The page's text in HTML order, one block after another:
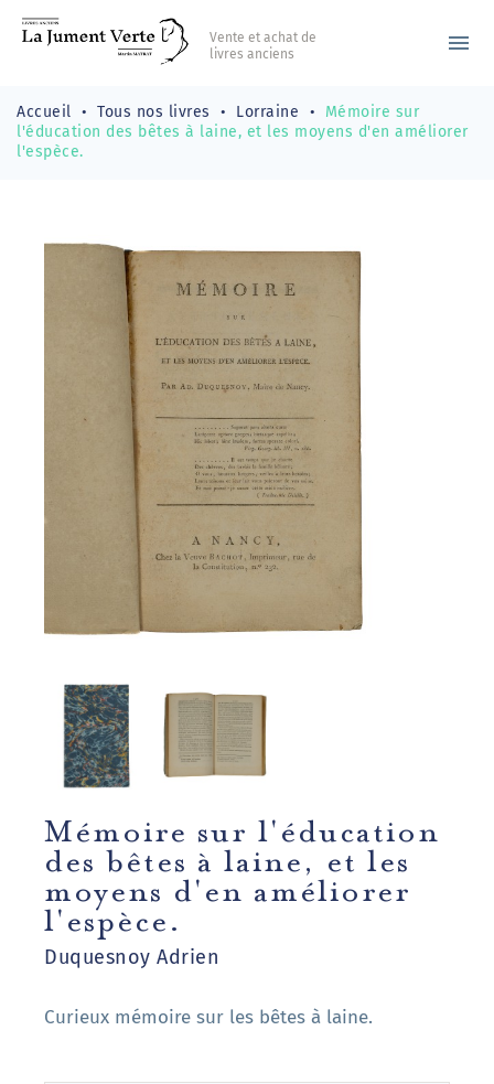
Vente et achat de
livres anciens
menu
Accueil Tous nos livres Lorraine
Mémoire sur
l'éducation des bêtes à laine, et les moyens d'en améliorer
l'espèce.
Mémoire sur l'éducation
des bêtes à laine, et les
moyens d'en améliorer
l'espèce.
Duquesnoy Adrien
Curieux mémoire sur les bêtes à laine.